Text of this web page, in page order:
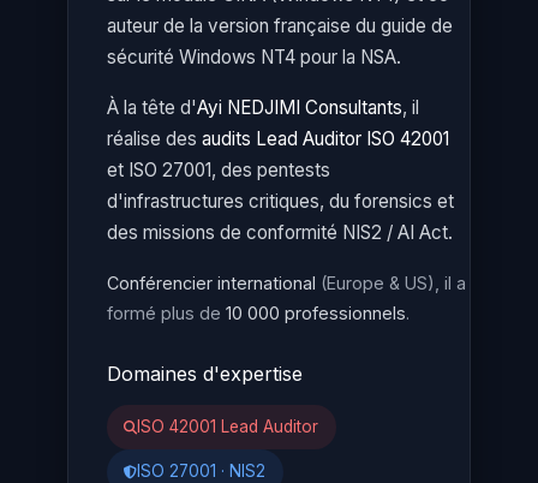
auteur de la version française du guide de
sécurité Windows NT4 pour la NSA.
À la tête d'Ayi NEDJIMI Consultants, il
réalise des audits Lead Auditor ISO 42001
et ISO 27001, des pentests
d'infrastructures critiques, du forensics et
des missions de conformité NIS2 / AI Act.
Conférencier international (Europe & US), il a
formé plus de 10 000 professionnels.
Domaines d'expertise
ISO 42001 Lead Auditor
ISO 27001 · NIS2